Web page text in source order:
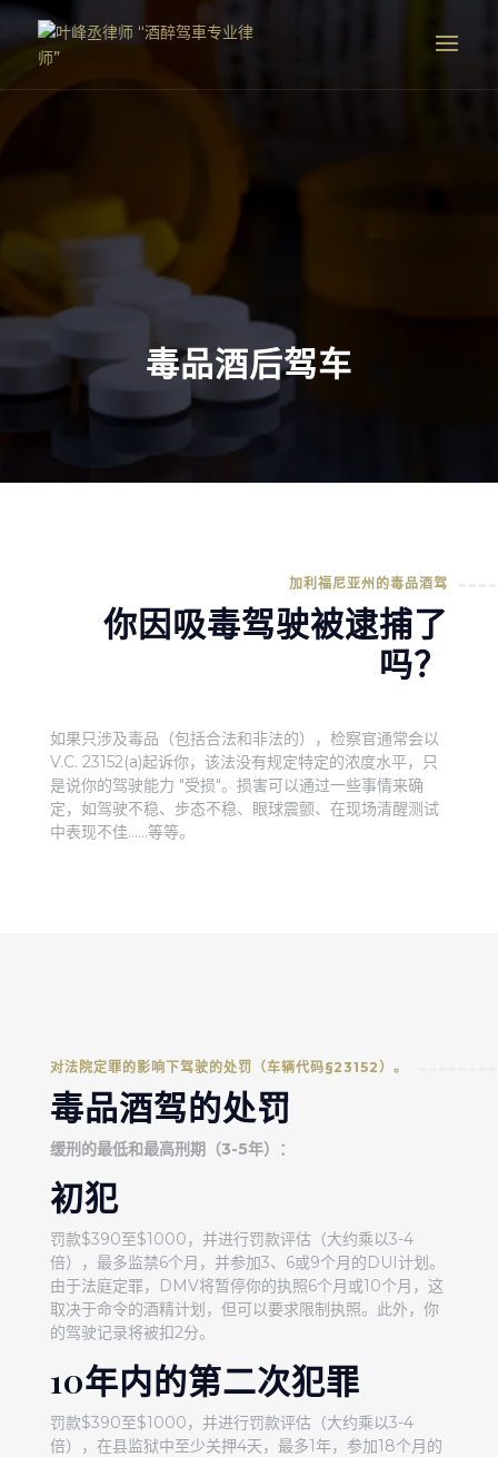
毒品酒后驾车
加利福尼亚州的毒品酒驾
你因吸毒驾驶被逮捕了
吗？
如果只涉及毒品（包括合法和非法的），检察官通常会以
V.C. 23152(a)起诉你，该法没有规定特定的浓度水平，只
是说你的驾驶能力 "受损"。损害可以通过一些事情来确
定，如驾驶不稳、步态不稳、眼球震颤、在现场清醒测试
中表现不佳......等等。
对法院定罪的影响下驾驶的处罚（车辆代码§23152）。
毒品酒驾的处罚
缓刑的最低和最高刑期（3-5年）：
初犯
罚款$390至$1000，并进行罚款评估（大约乘以3-4
倍），最多监禁6个月，并参加3、6或9个月的DUI计划。
由于法庭定罪，DMV将暂停你的执照6个月或10个月，这
取决于命令的酒精计划，但可以要求限制执照。此外，你
的驾驶记录将被扣2分。
10年内的第二次犯罪
罚款$390至$1000，并进行罚款评估（大约乘以3-4
倍），在县监狱中至少关押4天，最多1年，参加18个月的